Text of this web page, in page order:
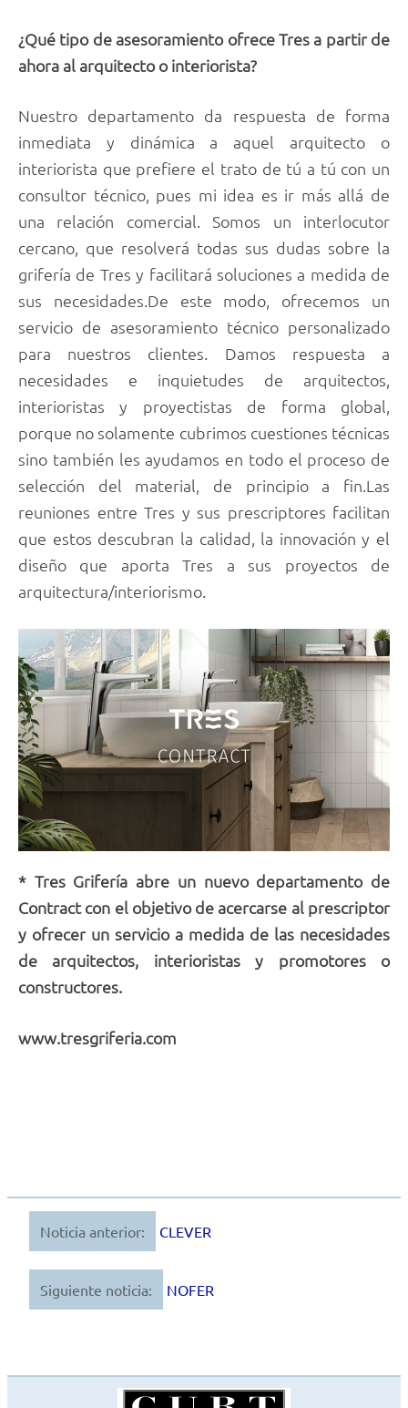
¿Qué tipo de asesoramiento ofrece Tres a partir de
ahora al arquitecto o interiorista?
Nuestro departamento da respuesta de forma
inmediata y dinámica a aquel arquitecto o
interiorista que prefiere el trato de tú a tú con un
consultor técnico, pues mi idea es ir más allá de
una relación comercial. Somos un interlocutor
cercano, que resolverá todas sus dudas sobre la
grifería de Tres y facilitará soluciones a medida de
sus necesidades.De este modo, ofrecemos un
servicio de asesoramiento técnico personalizado
para nuestros clientes. Damos respuesta a
necesidades e inquietudes de arquitectos,
interioristas y proyectistas de forma global,
porque no solamente cubrimos cuestiones técnicas
sino también les ayudamos en todo el proceso de
selección del material, de principio a fin.Las
reuniones entre Tres y sus prescriptores facilitan
que estos descubran la calidad, la innovación y el
diseño que aporta Tres a sus proyectos de
arquitectura/interiorismo.
* Tres Grifería abre un nuevo departamento de
Contract con el objetivo de acercarse al prescriptor
y ofrecer un servicio a medida de las necesidades
de arquitectos, interioristas y promotores o
constructores.
www.tresgriferia.com
Navegación
de
entradas
Noticia anterior: CLEVER
Siguiente noticia: NOFER